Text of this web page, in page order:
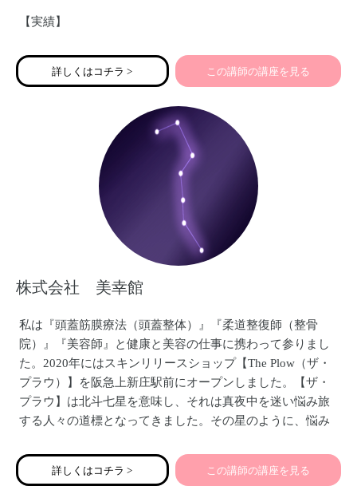
【実績】
いる専門家向け入門書
◾️国内唯一の産前産後ママの心理ケア専門校ママの心のケア
◾️ママ向けイベント/企業コラボママのストレスケア・心理ケ
◾️産前産後ママ専門カウンセラー
カウンセラー資格保有者 ・認知行動傾聴士・マインドフル
◾️雑誌セラピストで講師対談のオファー ・雑誌ELLE掲載
詳しくはコチラ > この講師の講座を見る
株式会社 美幸館
私は『頭蓋筋膜療法（頭蓋整体）』『柔道整復師（整骨
院）』『美容師』と健康と美容の仕事に携わって参りまし
た。2020年にはスキンリリースショップ【The Plow（ザ・
プラウ）】を阪急上新庄駅前にオープンしました。【ザ・
プラウ】は北斗七星を意味し、それは真夜中を迷い悩み旅
する人々の道標となってきました。その星のように、悩み
ショップとして思いを込めて、皆様のお越しをお待ちして
おります。
詳しくはコチラ > この講師の講座を見る